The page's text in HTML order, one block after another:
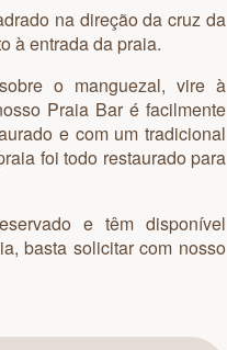
na direção da cruz da
à entrada da praia.
o manguezal, vire à
Praia Bar é facilmente
e com um tradicional
foi todo restaurado para
e têm disponível
basta solicitar com nosso